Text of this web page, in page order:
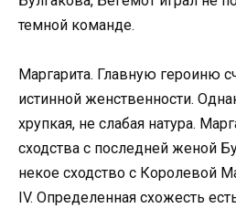
темной команде.
Маргарита. Главную героиню
истинной женственности.
хрупкая, не слабая натура.
сходства с последней женой
некое сходство с Королевой
IV. Определенная схожесть